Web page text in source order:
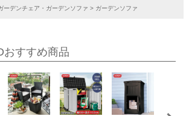
ーデンチェア・ガーデンソファ ガーデンソファ
おすすめ商品